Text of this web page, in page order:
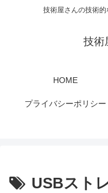
技術屋さんの技術的
技術
HOME
プライバシーポリシー
USBスト